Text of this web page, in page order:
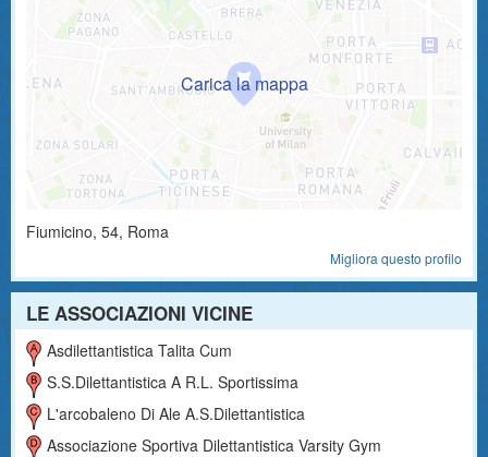
Fiumicino, 54, Roma
Migliora questo profilo
LE ASSOCIAZIONI VICINE
Asdilettantistica Talita Cum
S.s.dilettantistica A R.l. Sportissima
L'arcobaleno Di Ale A.s.dilettantistica
Associazione Sportiva Dilettantistica Varsity Gym